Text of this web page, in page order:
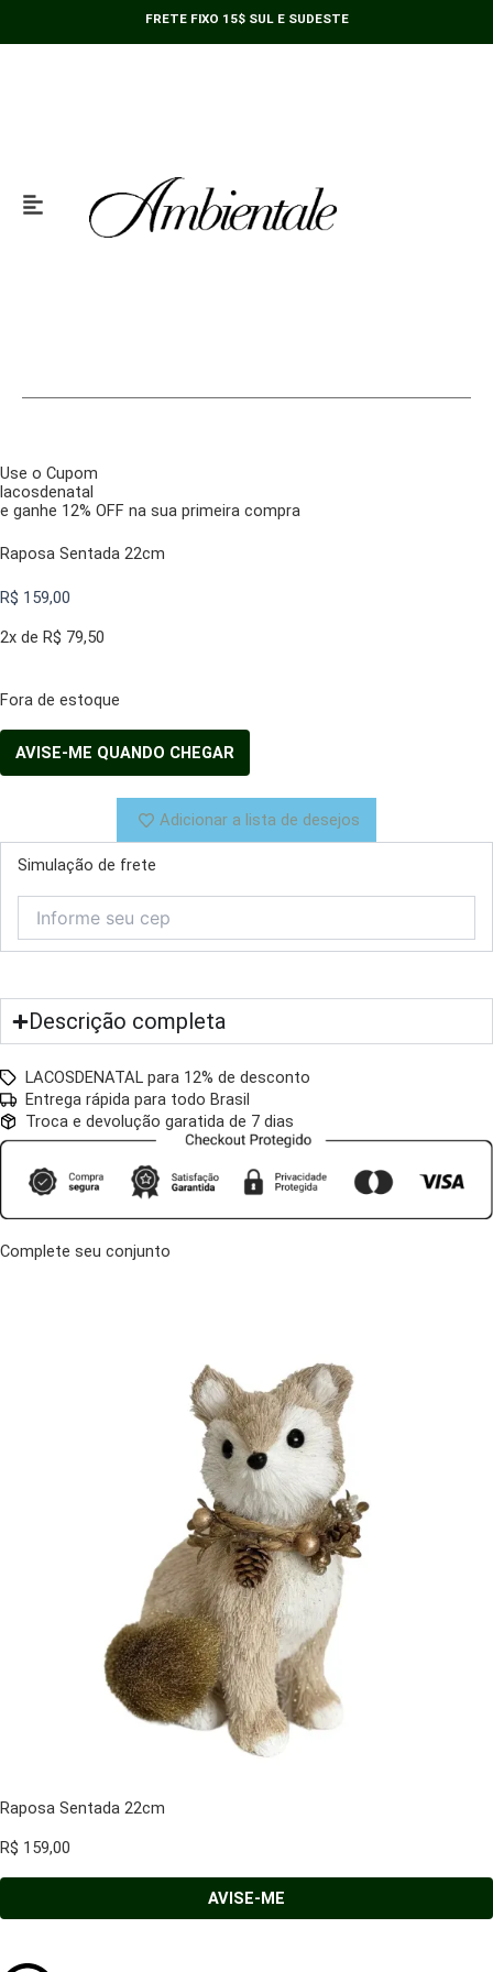
FRETE FIXO 15$ SUL E SUDESTE
Use o Cupom
lacosdenatal
e ganhe 12% OFF na sua primeira compra
Raposa Sentada 22cm
R$ 159,00
2x de R$ 79,50
Fora de estoque
Adicionar a lista de desejos
Simulação de frete
Descrição completa
LACOSDENATAL para 12% de desconto
Entrega rápida para todo Brasil
Troca e devolução garatida de 7 dias
Complete seu conjunto
Raposa Sentada 22cm
R$ 159,00
AVISE-ME